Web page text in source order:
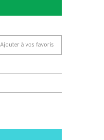
Ajouter à vos favoris